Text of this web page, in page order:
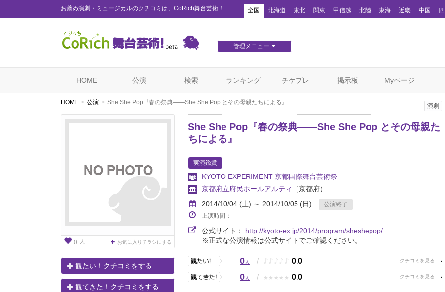
お薦め演劇・ミュージカルのクチコミは、CoRich舞台芸術！ 全国 北海道 東北 関東 甲信越 北陸 東海 近畿 中国
管理メニュー
HOME 公演 検索 ランキング チケプレ 掲示板 Myページ
HOME 公演 She She Pop『春の祭典——She She Pop とその母親たちによる』
0 人 お気に入りチラシにする
観たい！クチコミをする
観てきた！クチコミをする
演劇
She She Pop『春の祭典——She She Pop とその母親た
ちによる』
実演鑑賞
KYOTO EXPERIMENT 京都国際舞台芸術祭
京都府立府民ホールアルティ
（京都府）
2014/10/04 (土) ～ 2014/10/05 (日)
公演終了
上演時間：
公式サイト： http://kyoto-ex.jp/2014/program/sheshepop/
※正式な公演情報は公式サイトでご確認ください。
0人 / ♪ ♪ ♪ ♪ ♪ 0.0
0人 / ★ ★ ★ ★ ★ 0.0